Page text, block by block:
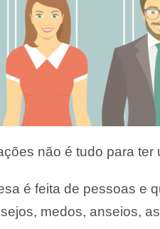
não é tudo para ter
é feita de pessoas e
medos, anseios,